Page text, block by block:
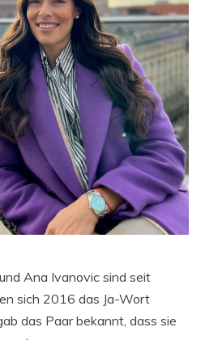
Ana Ivanovic sind seit
sich 2016 das Ja-Wort
das Paar bekannt, dass sie